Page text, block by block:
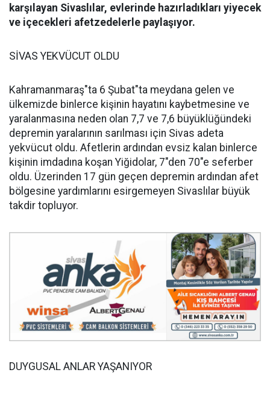
karşılayan Sivaslılar, evlerinde hazırladıkları yiyecek
ve içecekleri afetzedelerle paylaşıyor.
SİVAS YEKVÜCUT OLDU
Kahramanmaraş"ta 6 Şubat"ta meydana gelen ve
ülkemizde binlerce kişinin hayatını kaybetmesine ve
yaralanmasına neden olan 7,7 ve 7,6 büyüklüğündeki
depremin yaralarının sarılması için Sivas adeta
yekvücut oldu. Afetlerin ardından evsiz kalan binlerce
kişinin imdadına koşan Yiğidolar, 7"den 70"e seferber
oldu. Üzerinden 17 gün geçen depremin ardından afet
bölgesine yardımlarını esirgemeyen Sivaslılar büyük
takdir topluyor.
DUYGUSAL ANLAR YAŞANIYOR